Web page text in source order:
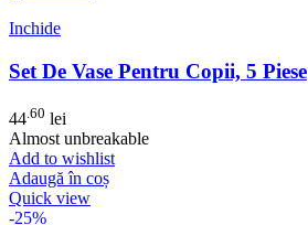
Inchide
Set De Vase Pentru Copii, 5 Piese
44 .60 lei
Almost unbreakable
Add to wishlist
Adaugă în coș
Quick view
-25%